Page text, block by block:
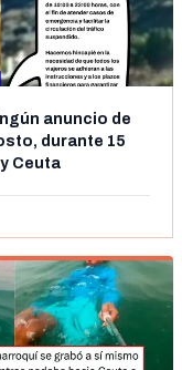
anuncio de
durante 15
Ceuta